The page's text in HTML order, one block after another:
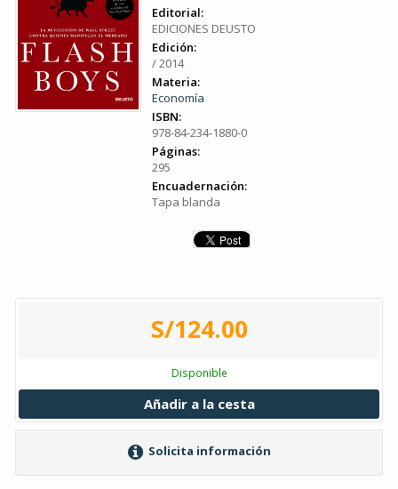
Editorial:
EDICIONES DEUSTO
Edición:
/ 2014
Materia:
Economía
ISBN:
978-84-234-1880-0
Páginas:
295
Encuadernación:
Tapa blanda
S/124.00
Disponible
Añadir a la cesta
Solicita información